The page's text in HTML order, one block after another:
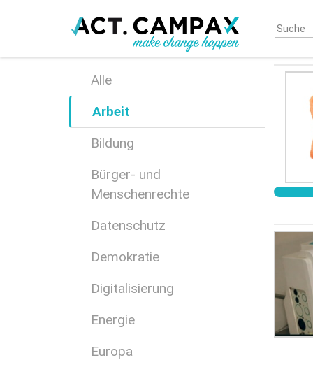
content
Alle
Arbeit
Bildung
Bürger- und
Menschenrechte
Datenschutz
Demokratie
Digitalisierung
Energie
Europa